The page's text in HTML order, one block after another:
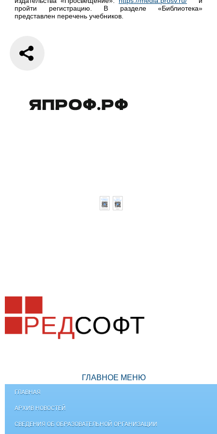
пройти регистрацию. В разделе «Библиотека»
представлен перечень учебников.
ГЛАВНОЕ МЕНЮ
ГЛАВНАЯ
АРХИВ НОВОСТЕЙ
СВЕДЕНИЯ ОБ ОБРАЗОВАТЕЛЬНОЙ ОРГАНИЗАЦИИ